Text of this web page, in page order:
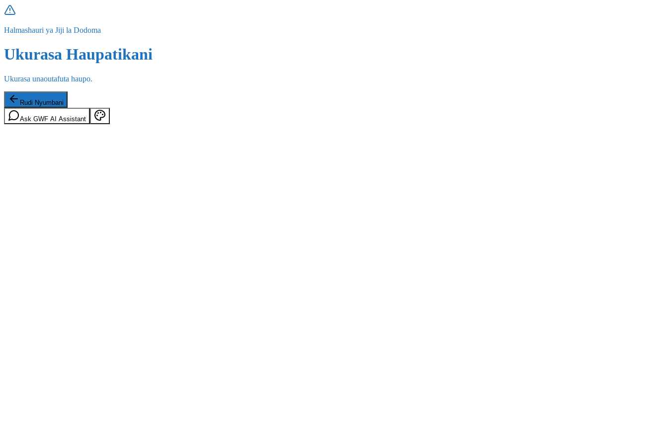
Halmashauri ya Jiji la Dodoma
Ukurasa Haupatikani
Ukurasa unaoutafuta haupo.
Rudi Nyumbani
Ask GWF AI Assistant